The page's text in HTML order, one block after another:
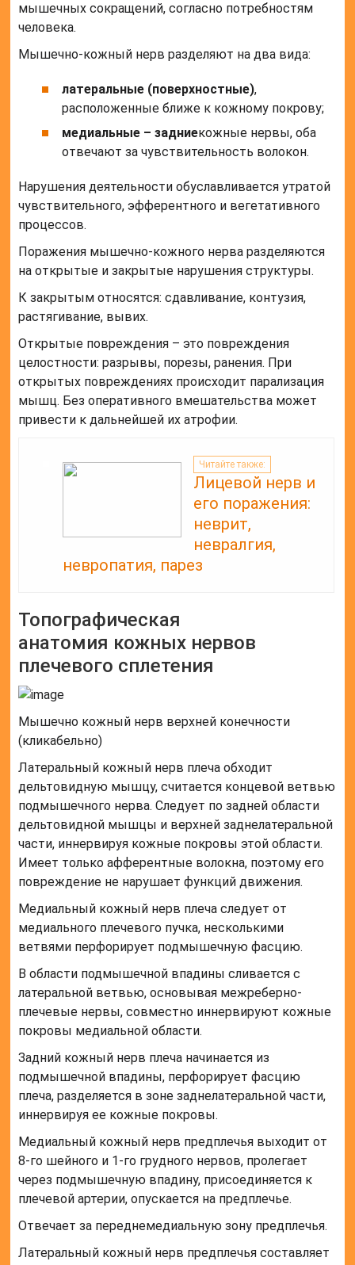
мышечных сокращений, согласно потребностям
человека.
Мышечно-кожный нерв разделяют на два вида:
латеральные (поверхностные),
расположенные ближе к кожному покрову;
медиальные – задниекожные нервы, оба
отвечают за чувствительность волокон.
Нарушения деятельности обуславливается утратой
чувствительного, эфферентного и вегетативного
процессов.
Поражения мышечно-кожного нерва разделяются
на открытые и закрытые нарушения структуры.
К закрытым относятся: сдавливание, контузия,
растягивание, вывих.
Открытые повреждения – это повреждения
целостности: разрывы, порезы, ранения. При
открытых повреждениях происходит парализация
мышц. Без оперативного вмешательства может
привести к дальнейшей их атрофии.
Читайте также:
Лицевой нерв и
его поражения:
неврит,
невралгия,
невропатия, парез
Топографическая
анатомия кожных нервов
плечевого сплетения
Мышечно кожный нерв верхней конечности
(кликабельно)
Латеральный кожный нерв плеча обходит
дельтовидную мышцу, считается концевой ветвью
подмышечного нерва. Следует по задней области
дельтовидной мышцы и верхней заднелатеральной
части, иннервируя кожные покровы этой области.
Имеет только афферентные волокна, поэтому его
повреждение не нарушает функций движения.
Медиальный кожный нерв плеча следует от
медиального плечевого пучка, несколькими
ветвями перфорирует подмышечную фасцию.
В области подмышечной впадины сливается с
латеральной ветвью, основывая межреберно-
плечевые нервы, совместно иннервируют кожные
покровы медиальной области.
Задний кожный нерв плеча начинается из
подмышечной впадины, перфорирует фасцию
плеча, разделяется в зоне заднелатеральной части,
иннервируя ее кожные покровы.
Медиальный кожный нерв предплечья выходит от
8-го шейного и 1-го грудного нервов, пролегает
через подмышечную впадину, присоединяется к
плечевой артерии, опускается на предплечье.
Отвечает за переднемедиальную зону предплечья.
Латеральный кожный нерв предплечья составляет